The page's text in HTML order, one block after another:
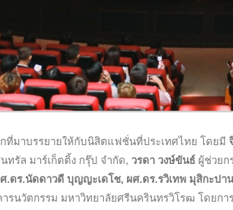
ที่มาบรรยายให้กับนิสิตแฟชั่นที่ประเทศไทย โดยมี
ทรัล มาร์เก็ตติ้ง กรุ๊ป จำกัด, วรดา วงษ์ขันธ์ ผู้ช่วยก
.ดร.นัดดาวดี บุญญะเดโช, ผศ.ดร.รวิเทพ มุสิกะปาน
รนวัตกรรม มหาวิทยาลัยศรีนครินทรวิโรฒ โดยกา